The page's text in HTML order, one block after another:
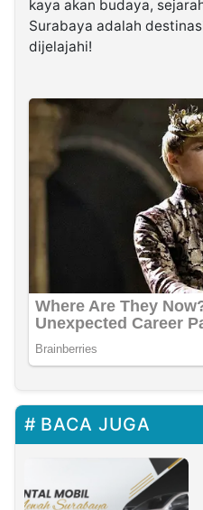
kaya akan budaya,
Surabaya adalah
dijelajahi!
BACA JUGA